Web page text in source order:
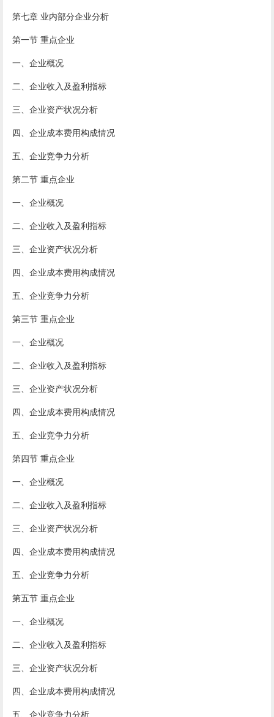
第七章 业内部分企业分析
第一节 重点企业
一、企业概况
二、企业收入及盈利指标
三、企业资产状况分析
四、企业成本费用构成情况
五、企业竞争力分析
第二节 重点企业
一、企业概况
二、企业收入及盈利指标
三、企业资产状况分析
四、企业成本费用构成情况
五、企业竞争力分析
第三节 重点企业
一、企业概况
二、企业收入及盈利指标
三、企业资产状况分析
四、企业成本费用构成情况
五、企业竞争力分析
第四节 重点企业
一、企业概况
二、企业收入及盈利指标
三、企业资产状况分析
四、企业成本费用构成情况
五、企业竞争力分析
第五节 重点企业
一、企业概况
二、企业收入及盈利指标
三、企业资产状况分析
四、企业成本费用构成情况
五、企业竞争力分析